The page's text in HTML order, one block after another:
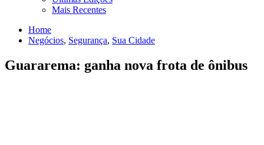
Mais Recentes
Home
Negócios, Segurança, Sua Cidade
Guararema: ganha nova frota de ônibus